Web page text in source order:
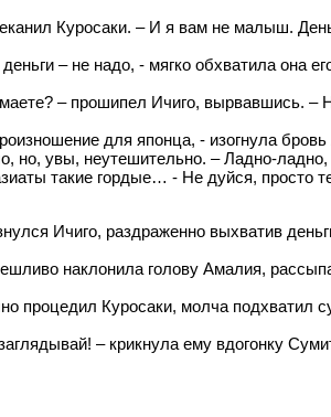
Куросаки. – И я вам не малыш.
– не надо, - мягко обхватила она
– прошипел Ичиго, вырвавшись. –
для японца, - изогнула
но, увы, неутешительно. – Ладно-
такие гордые… - Не дуйся, просто
Ичиго, раздраженно выхватив
наклонила голову Амалия,
процедил Куросаки, молча подхватил
– крикнула ему вдогонку